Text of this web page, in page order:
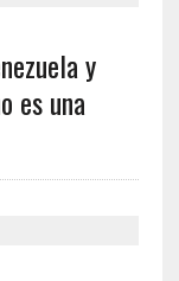
y
es una